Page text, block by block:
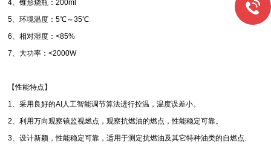
4、锥形烧瓶：200ml
5、环境温度：5℃～35℃
6、相对湿度：<85%
7、大功率：<2000W
【性能特点】
1、采用良好的AI人工智能调节算法进行控温，温度误差小。
2、利用万向观察镜监视燃点，观察抗燃油的燃点，性能稳定可靠。
3、设计新颖，性能稳定可靠，适用于测定抗燃油及其它特种油类的自燃点.